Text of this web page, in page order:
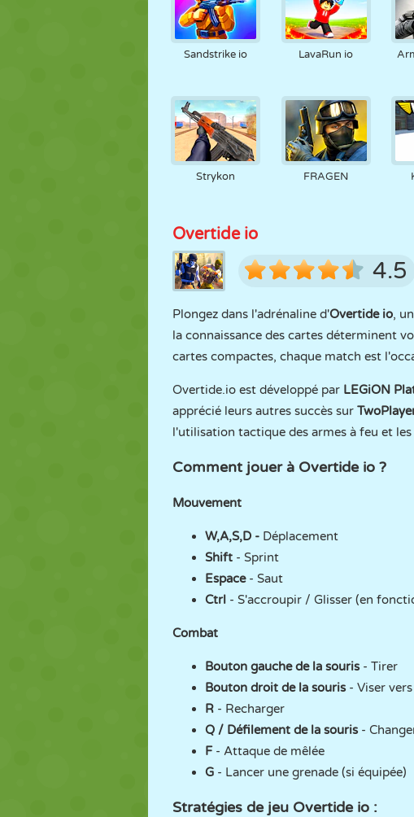
Sandstrike io LavaRun io
Strykon FRAGEN
Overtide io
4.5
Plongez dans l'adrénaline d'Overtide io, un
la connaissance des cartes déterminent
cartes compactes, chaque match est
Overtide.io est développé par LEGiON
apprécié leurs autres succès sur
l'utilisation tactique des armes à feu et
Comment jouer à Overtide io ?
Mouvement
W,A,S,D - Déplacement
Shift - Sprint
Espace- Saut
Ctrl - S'accroupir / Glisser (en
Combat
Bouton gauche de la souris - Tirer
Bouton droit de la souris - Viser
R - Recharger
Q / Défilement de la souris -
F- Attaque de mêlée
G - Lancer une grenade (si équipée)
Stratégies de jeu Overtide io :